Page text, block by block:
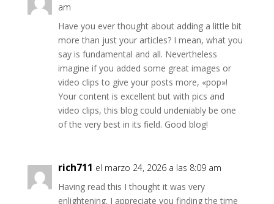
am
Have you ever thought about adding a little bit
more than just your articles? I mean, what you
say is fundamental and all. Nevertheless
imagine if you added some great images or
video clips to give your posts more, «pop»!
Your content is excellent but with pics and
video clips, this blog could undeniably be one
of the very best in its field. Good blog!
rich711 el marzo 24, 2026 a las 8:09 am
Having read this I thought it was very
enlightening. I appreciate you finding the time